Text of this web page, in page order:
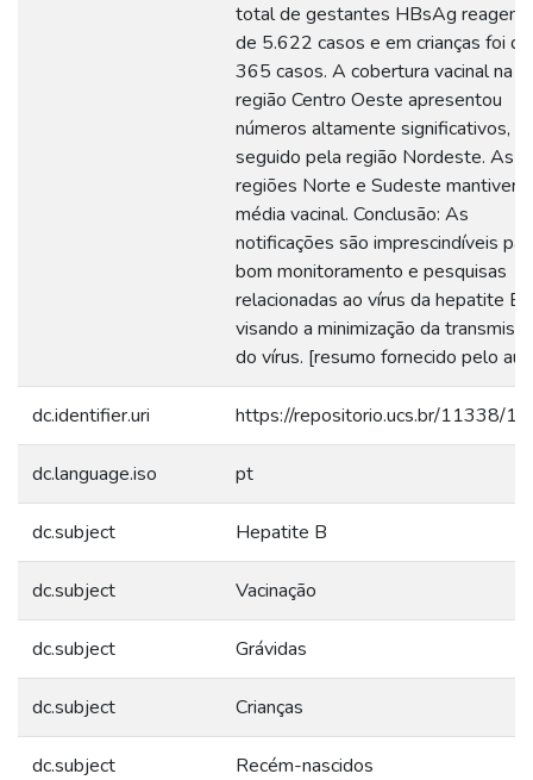
total de gestantes HBsAg
de 5.622 casos e em crianças foi de
365 casos. A cobertura vacinal na
região Centro Oeste apresentou
números altamente significativos,
seguido pela região Nordeste. As
regiões Norte e Sudeste
média vacinal. Conclusão: As
notificações são imprescindíveis
bom monitoramento e pesquisas
relacionadas ao vírus da hepatite B,
visando a minimização da
do vírus. [resumo fornecido pelo
dc.identifier.uri https://repositorio.ucs.br/11338/
dc.language.iso pt
dc.subject Hepatite B
dc.subject Vacinação
dc.subject Grávidas
dc.subject Crianças
dc.subject Recém-nascidos